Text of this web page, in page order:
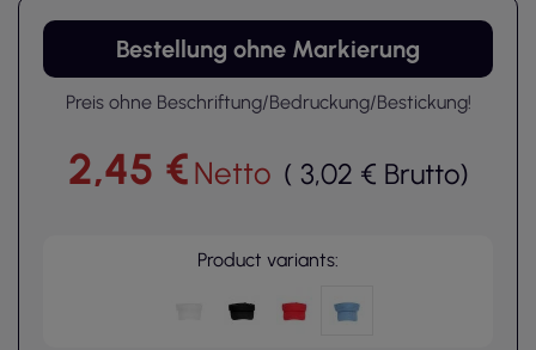
Bestellung ohne Markierung
Preis ohne Beschriftung/Bedruckung/Bestickung!
2,45 €Netto ( 3,02 € Brutto)
Product variants: